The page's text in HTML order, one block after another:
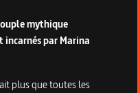
mythique
par Marina
plus que toutes les